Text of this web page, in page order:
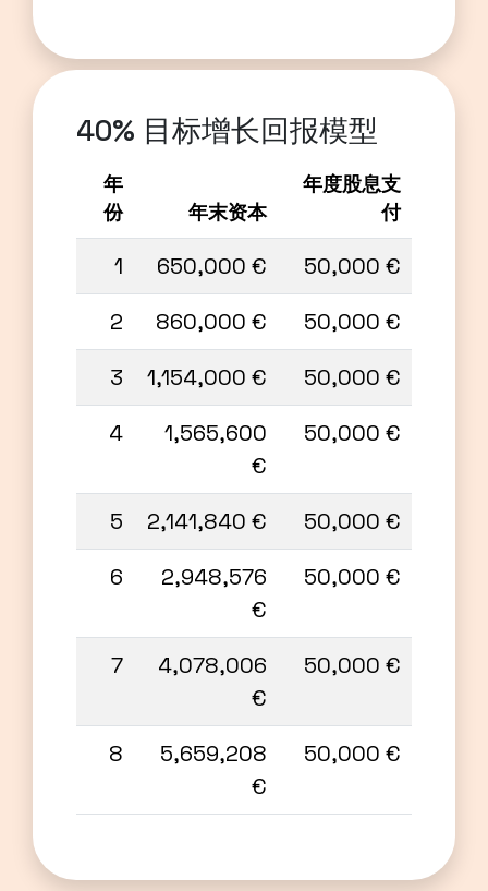
40% 目标增长回报模型
年
份
年末资本
年度股息支
付
1 650,000 €
50,000 €
2
860,000 €
50,000 €
3
1,154,000 €
50,000 €
4
1,565,600
€
50,000 €
5 2,141,840 €
50,000 €
6
2,948,576
€
50,000 €
7
4,078,006
€
50,000 €
8
5,659,208
€
50,000 €